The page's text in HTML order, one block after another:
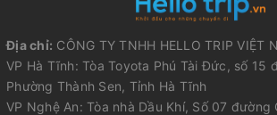
Địa chỉ: CÔNG TY TNHH HELLO TRIP VIỆT
VP Hà Tĩnh: Tòa Toyota Phú Tài Đức, số 15
Phường Thành Sen, Tỉnh Hà Tĩnh
VP Nghệ An: Tòa nhà Dầu Khí, Số 07 đường